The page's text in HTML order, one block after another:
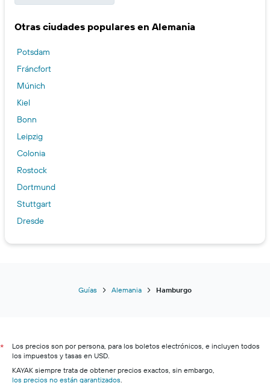
Otras ciudades populares en Alemania
Potsdam
Fráncfort
Múnich
Kiel
Bonn
Leipzig
Colonia
Rostock
Dortmund
Stuttgart
Dresde
Guías Alemania Hamburgo
*
Los precios son por persona, para los boletos electrónicos, e incluyen todos
los impuestos y tasas en USD.
KAYAK siempre trata de obtener precios exactos, sin embargo,
los precios no están garantizados.